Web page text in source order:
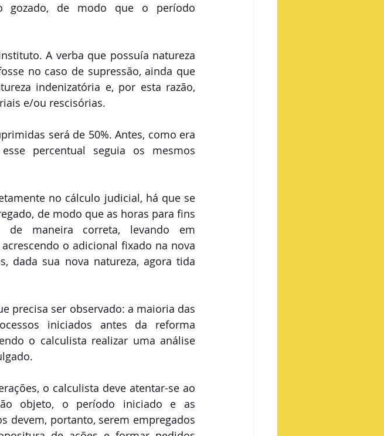
gozado, de modo que o período
A verba que possuía natureza
no caso de supressão, ainda que
indenizatória e, por esta razão,
e/ou rescisórias.
será de 50%. Antes, como era
percentual seguia os mesmos
no cálculo judicial, há que se
de modo que as horas para fins
de maneira correta, levando em
o adicional fixado na nova
dada sua nova natureza, agora tida
precisa ser observado: a maioria das
iniciados antes da reforma
o calculista realizar uma análise
o calculista deve atentar-se ao
objeto, o período iniciado e as
devem, portanto, serem empregados